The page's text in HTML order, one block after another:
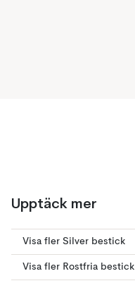
Upptäck mer
Visa fler Silver bestick
Visa fler Rostfria bestick